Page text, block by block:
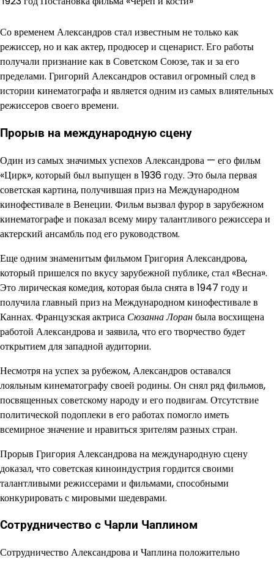
Со временем Александров стал известным не только как
режиссер, но и как актер, продюсер и сценарист. Его работы
получали признание как в Советском Союзе, так и за его
пределами. Григорий Александров оставил огромный след в
истории кинематографа и является одним из самых влиятельных
режиссеров своего времени.
Прорыв на международную сцену
Один из самых значимых успехов Александрова — его фильм
«Цирк», который был выпущен в 1936 году. Это была первая
советская картина, получившая приз на Международном
кинофестивале в Венеции. Фильм вызвал фурор в зарубежном
кинематографе и показал всему миру талантливого режиссера и
актерский ансамбль под его руководством.
Еще одним знаменитым фильмом Григория Александрова,
который пришелся по вкусу зарубежной публике, стал «Весна».
Это лирическая комедия, которая была снята в 1947 году и
получила главный приз на Международном кинофестивале в
Каннах. Французская актриса Сюзанна Лоранбыла восхищена
работой Александрова и заявила, что его творчество будет
открытием для западной аудитории.
Несмотря на успех за рубежом, Александров оставался
лояльным кинематографу своей родины. Он снял ряд фильмов,
посвященных советскому народу и его подвигам. Отсутствие
политической подоплеки в его работах помогло иметь
всемирное значение и нравиться зрителям разных стран.
Прорыв Григория Александрова на международную сцену
доказал, что советская киноиндустрия гордится своими
талантливыми режиссерами и фильмами, способными
конкурировать с мировыми шедеврами.
Сотрудничество с Чарли Чаплином
Сотрудничество Александрова и Чаплина положительно